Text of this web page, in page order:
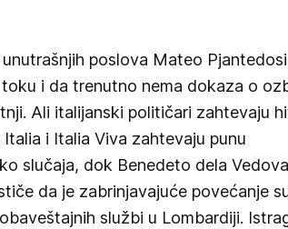
poslova Mateo
i da trenutno nema dokaza o
Ali italijanski političari zahtevaju
Italia i Italia Viva zahtevaju punu
slučaja, dok Benedeto dela
da je zabrinjavajuće povećanje
službi u Lombardiji.